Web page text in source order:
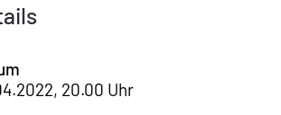
20.00 Uhr